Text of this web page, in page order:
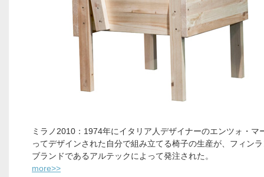
ミラノ2010：1974年にイタリア人デザイナーのエンツォ・マ
ってデザインされた自分で組み立てる椅子の生産が、フィン
ブランドであるアルテックによって発注された。
more>>